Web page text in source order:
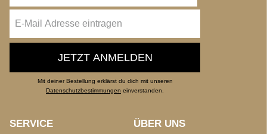
JETZT ANMELDEN
Mit deiner Bestellung erklärst du dich mit unseren
Datenschutzbestimmungen einverstanden.
SERVICE ÜBER UNS